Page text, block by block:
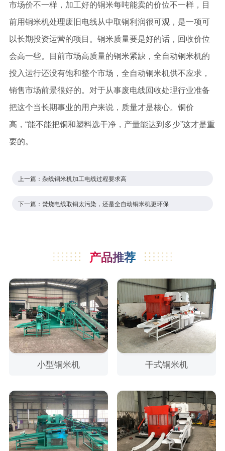
市场价不一样，加工好的铜米每吨能卖的价位不一样，目
前用铜米机处理废旧电线从中取铜利润很可观，是一项可
以长期投资运营的项目。铜米质量要是好的话，回收价位
会高一些。目前市场高质量的铜米紧缺，全自动铜米机的
投入运行还没有饱和整个市场，全自动铜米机供不应求，
销售市场前景很好的。对于从事废电线回收处理行业准备
把这个当长期事业的用户来说，质量才是核心。铜价
高，“能不能把铜和塑料选干净，产量能达到多少”这才是重
要的。
上一篇： 杂线铜米机加工电线过程要求高
下一篇： 焚烧电线取铜太污染，还是全自动铜米机更环保
产品推荐
小型铜米机 干式铜米机